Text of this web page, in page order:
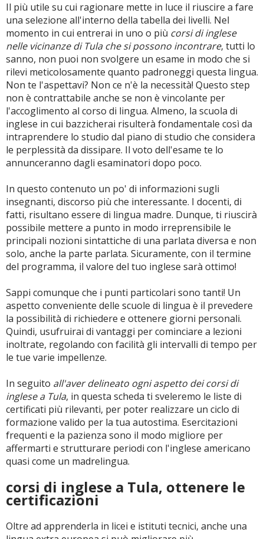
Il più utile su cui ragionare mette in luce il riuscire a fare
una selezione all'interno della tabella dei livelli. Nel
momento in cui entrerai in uno o più corsi di inglese
nelle vicinanze di Tula che si possono incontrare, tutti lo
sanno, non puoi non svolgere un esame in modo che si
rilevi meticolosamente quanto padroneggi questa lingua.
Non te l'aspettavi? Non ce n'è la necessità! Questo step
non è contrattabile anche se non è vincolante per
l'accoglimento al corso di lingua. Almeno, la scuola di
inglese in cui bazzicherai risulterà fondamentale così da
intraprendere lo studio dal piano di studio che considera
le perplessità da dissipare. Il voto dell'esame te lo
annunceranno dagli esaminatori dopo poco.
In questo contenuto un po' di informazioni sugli
insegnanti, discorso più che interessante. I docenti, di
fatti, risultano essere di lingua madre. Dunque, ti riuscirà
possibile mettere a punto in modo irreprensibile le
principali nozioni sintattiche di una parlata diversa e non
solo, anche la parte parlata. Sicuramente, con il termine
del programma, il valore del tuo inglese sarà ottimo!
Sappi comunque che i punti particolari sono tanti! Un
aspetto conveniente delle scuole di lingua è il prevedere
la possibilità di richiedere e ottenere giorni personali.
Quindi, usufruirai di vantaggi per cominciare a lezioni
inoltrate, regolando con facilità gli intervalli di tempo per
le tue varie impellenze.
In seguito all'aver delineato ogni aspetto dei corsi di
inglese a Tula, in questa scheda ti sveleremo le liste di
certificati più rilevanti, per poter realizzare un ciclo di
formazione valido per la tua autostima. Esercitazioni
frequenti e la pazienza sono il modo migliore per
affermarti e strutturare periodi con l'inglese americano
quasi come un madrelingua.
corsi di inglese a Tula, ottenere le
certificazioni
Oltre ad apprenderla in licei e istituti tecnici, anche una